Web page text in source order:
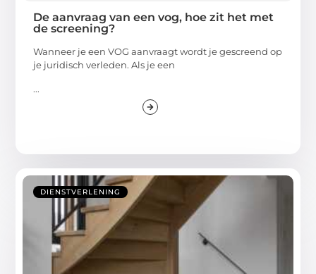
De aanvraag van een vog, hoe zit het met
de screening?
Wanneer je een VOG aanvraagt wordt je gescreend op
je juridisch verleden. Als je een
...
DIENSTVERLENING